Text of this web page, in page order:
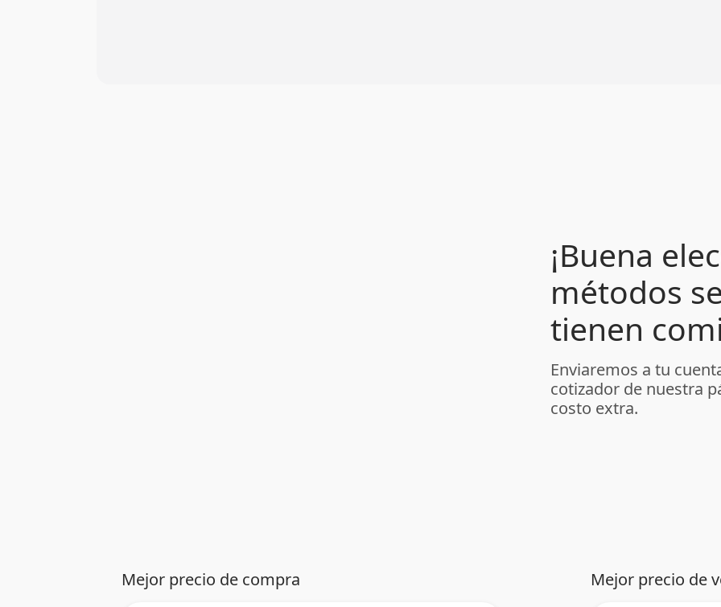
¡Buena
métodos
tienen
Enviaremos a tu
cotizador de nuestra
costo extra.
Mejor precio de compra Mejor precio de